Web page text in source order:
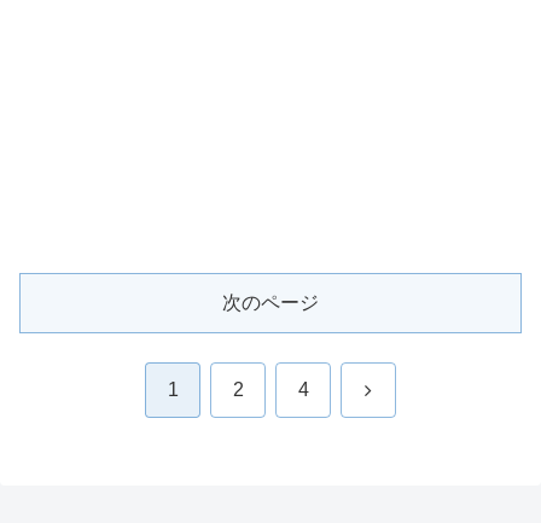
次のページ
1 2 4 次